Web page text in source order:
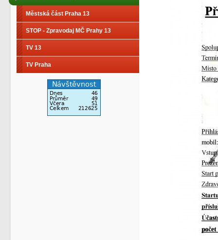
Městská část Praha 13
STOP - Zpravodaj MČ Prahy 13
TV 13
TV Praha